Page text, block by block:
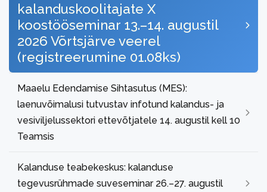
kalanduskoolitajate X
koostööseminar 13.–14. augustil
2026 Võrtsjärve veerel
(registreerumine 01.08ks)
Maaelu Edendamise Sihtasutus (MES):
laenuvõimalusi tutvustav infotund kalandus- ja
vesiviljelussektori ettevõtjatele 14. augustil kell 10
Teamsis
Kalanduse teabekeskus: kalanduse
tegevusrühmade suveseminar 26.–27. augustil